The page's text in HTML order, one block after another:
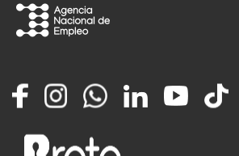
FacebookInstagramWhatsappLinkedInYouTube
TikTok